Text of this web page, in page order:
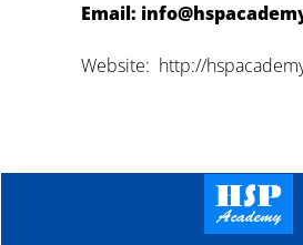
Email:
Website: http://